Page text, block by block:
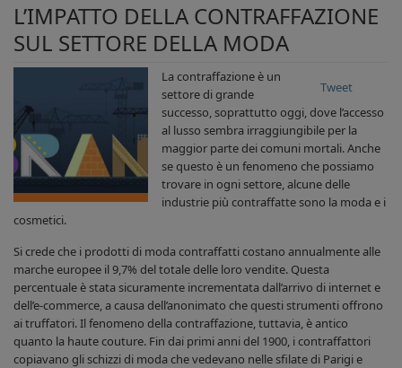
L’IMPATTO DELLA CONTRAFFAZIONE
SUL SETTORE DELLA MODA
Tweet
La contraffazione è un
settore di grande
successo, soprattutto oggi, dove l’accesso
al lusso sembra irraggiungibile per la
maggior parte dei comuni mortali. Anche
se questo è un fenomeno che possiamo
trovare in ogni settore, alcune delle
industrie più contraffatte sono la moda e i
cosmetici.
Si crede che i prodotti di moda contraffatti costano annualmente alle
marche europee il 9,7% del totale delle loro vendite. Questa
percentuale è stata sicuramente incrementata dall’arrivo di internet e
dell’e-commerce, a causa dell’anonimato che questi strumenti offrono
ai truffatori. Il fenomeno della contraffazione, tuttavia, è antico
quanto la haute couture. Fin dai primi anni del 1900, i contraffattori
copiavano gli schizzi di moda che vedevano nelle sfilate di Parigi e